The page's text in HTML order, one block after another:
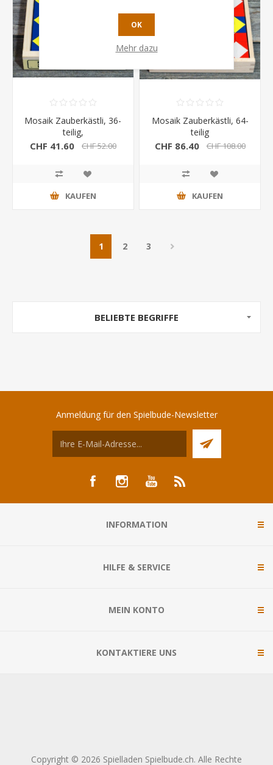
Mosaik Zauberkästli, 36-
teilig,
CHF 41.60 CHF 52.00
KAUFEN
Mosaik Zauberkästli, 64-
teilig
CHF 86.40 CHF 108.00
KAUFEN
1 2 3
BELIEBTE BEGRIFFE
Anmeldung für den Spielbude-Newsletter
INFORMATION
HILFE & SERVICE
MEIN KONTO
KONTAKTIERE UNS
Copyright © 2026 Spielladen Spielbude.ch. Alle Rechte
OK
Mehr dazu